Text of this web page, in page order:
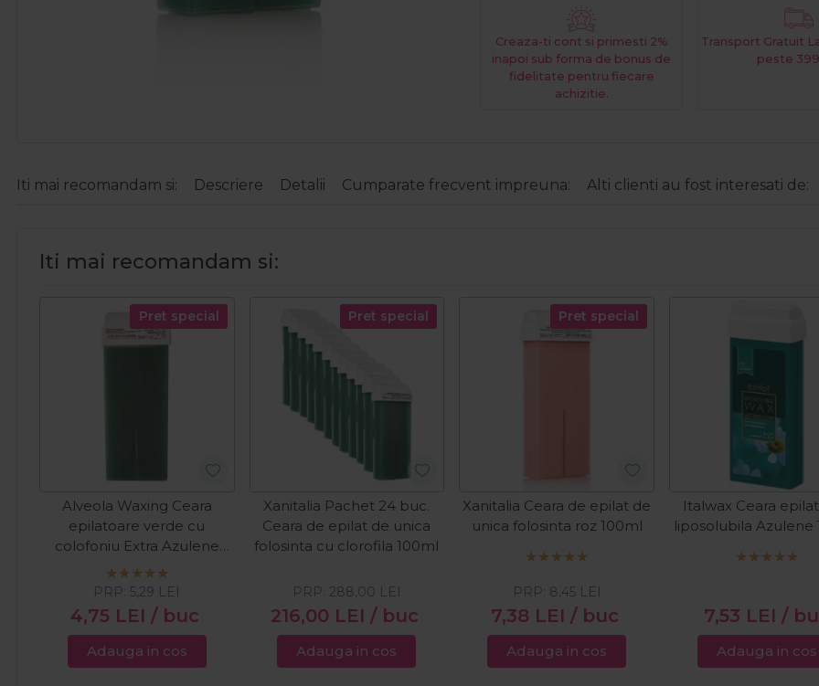
Creaza-ti cont si primesti 2%
inapoi sub forma de bonus de
fidelitate pentru fiecare
achizitie.
Transport Gratuit
peste
Iti mai recomandam si: Descriere Detalii Cumparate frecvent impreuna: Alti clienti au fost interesati de:
Iti mai recomandam si:
Pret special
Alveola Waxing Ceara
epilatoare verde cu
colofoniu Extra Azulene
100ml
4,75 LEI / buc
PRP: 5,29 LEI
Adauga in cos
Pret special
Xanitalia Pachet 24 buc.
Ceara de epilat de unica
folosinta cu clorofila 100ml
216,00 LEI / buc
PRP: 288,00 LEI
Adauga in cos
Pret special
Xanitalia Ceara de epilat de
unica folosinta roz 100ml
7,38 LEI / buc
PRP: 8,45 LEI
Adauga in cos
Italwax Ceara
liposolubila Azulene
7,53 LEI /
Adauga in cos